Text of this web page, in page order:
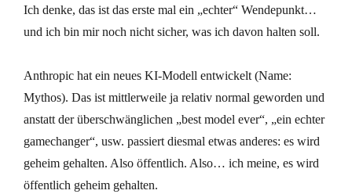
Ich denke, das ist das erste mal ein „echter“ Wendepunkt…
und ich bin mir noch nicht sicher, was ich davon halten soll.
Anthropic hat ein neues KI-Modell entwickelt (Name:
Mythos). Das ist mittlerweile ja relativ normal geworden und
anstatt der überschwänglichen „best model ever“, „ein echter
gamechanger“, usw. passiert diesmal etwas anderes: es wird
geheim gehalten. Also öffentlich. Also… ich meine, es wird
öffentlich geheim gehalten.